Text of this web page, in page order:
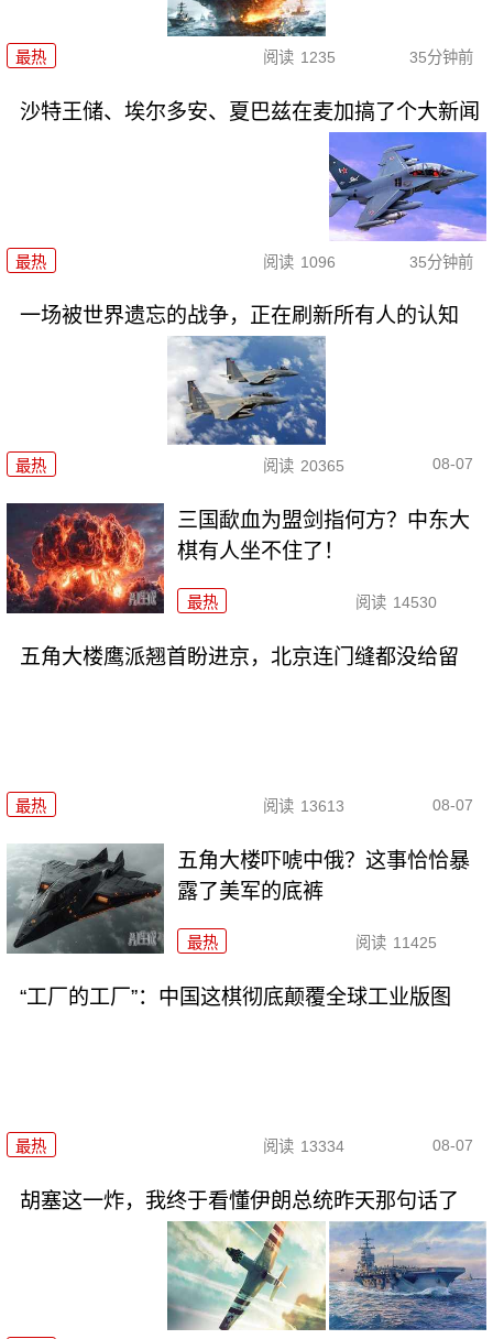
最热 阅读 1235 35分钟前
沙特王储、埃尔多安、夏巴兹在麦加搞了个大新闻
最热 阅读 1096 35分钟前
一场被世界遗忘的战争，正在刷新所有人的认知
最热 阅读 20365 08-07
三国歃血为盟剑指何方？中东大
棋有人坐不住了！
最热 阅读 14530
五角大楼鹰派翘首盼进京，北京连门缝都没给留
最热 阅读 13613 08-07
五角大楼吓唬中俄？这事恰恰暴
露了美军的底裤
最热 阅读 11425
“工厂的工厂”：中国这棋彻底颠覆全球工业版图
最热 阅读 13334 08-07
胡塞这一炸，我终于看懂伊朗总统昨天那句话了